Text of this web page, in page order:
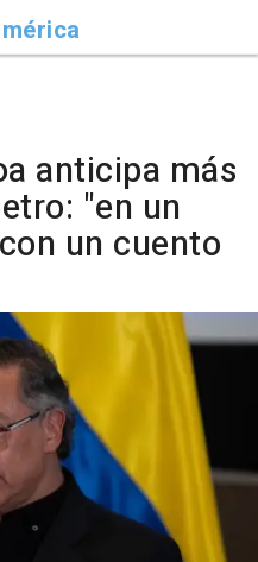
mérica
anticipa más
"en un
un cuento